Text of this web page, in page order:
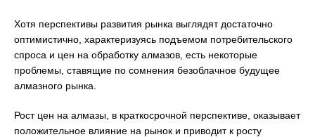
Хотя перспективы развития рынка выглядят достаточно
оптимистично, характеризуясь подъемом потребительского
спроса и цен на обработку алмазов, есть некоторые
проблемы, ставящие по сомнения безоблачное будущее
алмазного рынка.
Рост цен на алмазы, в краткосрочной перспективе, оказывает
положительное влияние на рынок и приводит к росту